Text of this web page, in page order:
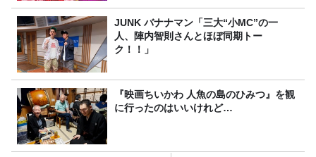
JUNK バナナマン「三大“小MC”の一
人、陣内智則さんとほぼ同期トー
ク！！」
『映画ちいかわ 人魚の島のひみつ』を観
に行ったのはいいけれど…